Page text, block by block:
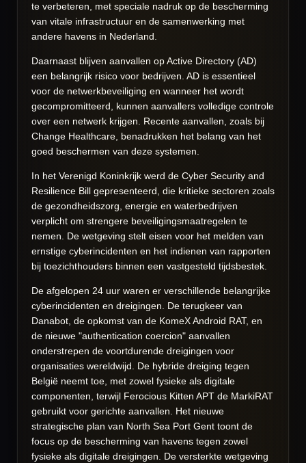
te verbeteren, met speciale nadruk op de bescherming
van vitale infrastructuur en de samenwerking met
andere havens in Nederland.
Daarnaast blijven aanvallen op Active Directory (AD)
een belangrijk risico voor bedrijven. AD is essentieel
voor de netwerkbeveiliging en wanneer het wordt
gecompromitteerd, kunnen aanvallers volledige controle
over een netwerk krijgen. Recente aanvallen, zoals bij
Change Healthcare, benadrukken het belang van het
goed beschermen van deze systemen.
In het Verenigd Koninkrijk werd de Cyber Security and
Resilience Bill gepresenteerd, die kritieke sectoren zoals
de gezondheidszorg, energie en waterbedrijven
verplicht om strengere beveiligingsmaatregelen te
nemen. De wetgeving stelt eisen voor het melden van
ernstige cyberincidenten en het indienen van rapporten
bij toezichthouders binnen een vastgesteld tijdsbestek.
De afgelopen 24 uur waren er verschillende belangrijke
cyberincidenten en dreigingen. De terugkeer van
Danabot, de opkomst van de KomeX Android RAT, en
de nieuwe "authentication coercion" aanvallen
onderstrepen de voortdurende dreigingen voor
organisaties wereldwijd. De hybride dreiging tegen
België neemt toe, met zowel fysieke als digitale
componenten, terwijl Ferocious Kitten APT de MarkiRAT
gebruikt voor gerichte aanvallen. Het nieuwe
strategische plan van North Sea Port Gent toont de
focus op de bescherming van havens tegen zowel
fysieke als digitale dreigingen. De versterkte wetgeving